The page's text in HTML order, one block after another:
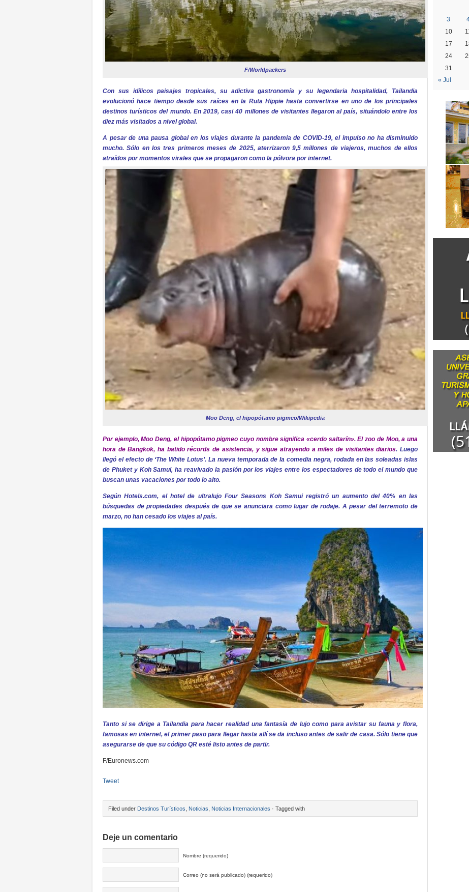
F/Worldpackers
Con sus idílicos paisajes tropicales, su adictiva gastronomía y su legendaria hospitalidad, Tailandia
evolucionó hace tiempo desde sus raíces en la Ruta Hippie hasta convertirse en uno de los principales
destinos turísticos del mundo. En 2019, casi 40 millones de visitantes llegaron al país, situándolo entre los
diez más visitados a nivel global.
A pesar de una pausa global en los viajes durante la pandemia de COVID-19, el impulso no ha disminuido
mucho. Sólo en los tres primeros meses de 2025, aterrizaron 9,5 millones de viajeros, muchos de ellos
atraídos por momentos virales que se propagaron como la pólvora por internet.
Moo Deng, el hipopótamo pigmeo/Wikipedia
Por ejemplo, Moo Deng, el hipopótamo pigmeo cuyo nombre significa «cerdo saltarín». El zoo de Moo, a una
hora de Bangkok, ha batido récords de asistencia, y sigue atrayendo a miles de visitantes diarios. Luego
llegó el efecto de ‘The White Lotus’. La nueva temporada de la comedia negra, rodada en las soleadas islas
de Phuket y Koh Samui, ha reavivado la pasión por los viajes entre los espectadores de todo el mundo que
buscan unas vacaciones por todo lo alto.
Según Hotels.com, el hotel de ultralujo Four Seasons Koh Samui registró un aumento del 40% en las
búsquedas de propiedades después de que se anunciara como lugar de rodaje. A pesar del terremoto de
marzo, no han cesado los viajes al país.
Tanto si se dirige a Tailandia para hacer realidad una fantasía de lujo como para avistar su fauna y flora,
famosas en internet, el primer paso para llegar hasta allí se da incluso antes de salir de casa. Sólo tiene que
asegurarse de que su código QR esté listo antes de partir.
F/Euronews.com
Tweet
Filed under Destinos Turísticos Noticias Noticias Internacionales · Tagged with
Deje un comentario
Nombre (requerido)
Correo (no será publicado) (requerido)
3
10
17
24
31
« Jul